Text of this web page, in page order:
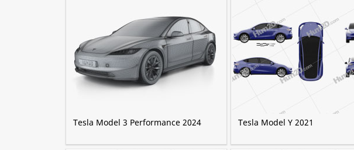
Tesla Model 3 Performance 2024 Tesla Model Y 2021